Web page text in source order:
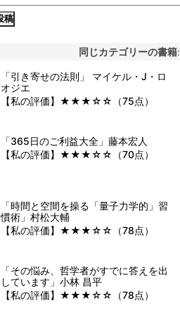
同じカテゴリーの書籍:
「引き寄せの法則」 マイケル・J・ロ
オジエ
【私の評価】★★★☆☆（75点）
「365日のご利益大全」藤本宏人
【私の評価】★★★☆☆（70点）
「時間と空間を操る「量子力学的」習
慣術」村松大輔
【私の評価】★★★☆☆（78点）
「その悩み、哲学者がすでに答えを出
しています」小林 昌平
【私の評価】★★★☆☆（78点）